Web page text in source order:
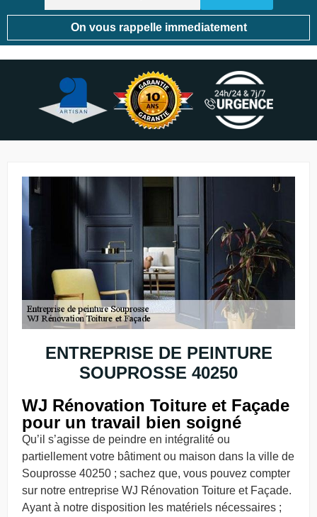
On vous rappelle immediatement
ENTREPRISE DE PEINTURE
SOUPROSSE 40250
WJ Rénovation Toiture et Façade
pour un travail bien soigné
Qu’il s’agisse de peindre en intégralité ou
partiellement votre bâtiment ou maison dans la ville de
Souprosse 40250 ; sachez que, vous pouvez compter
sur notre entreprise WJ Rénovation Toiture et Façade.
Ayant à notre disposition les matériels nécessaires ;